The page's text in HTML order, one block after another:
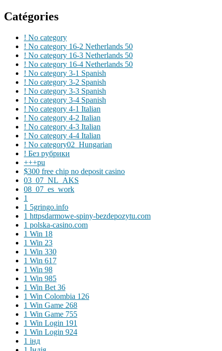
Catégories
! No category
! No category 16-2 Netherlands 50
! No category 16-3 Netherlands 50
! No category 16-4 Netherlands 50
! No category 3-1 Spanish
! No category 3-2 Spanish
! No category 3-3 Spanish
! No category 3-4 Spanish
! No category 4-1 Italian
! No category 4-2 Italian
! No category 4-3 Italian
! No category 4-4 Italian
! No category02_Hungarian
! Без рубрики
+++pu
$300 free chip no deposit casino
03_07_NL_AKS
08_07_es_work
1
1 5gringo.info
1 httpsdarmowe-spiny-bezdepozytu.com
1 polska-casino.com
1 Win 18
1 Win 23
1 Win 330
1 Win 617
1 Win 98
1 Win 985
1 Win Bet 36
1 Win Colombia 126
1 Win Game 268
1 Win Game 755
1 Win Login 191
1 Win Login 924
1 інд